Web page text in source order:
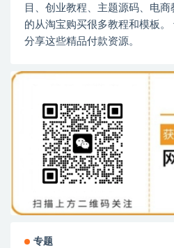
目、创业教程、主题源码、电
的从淘宝购买很多教程和模板
分享这些精品付款资源。
专题